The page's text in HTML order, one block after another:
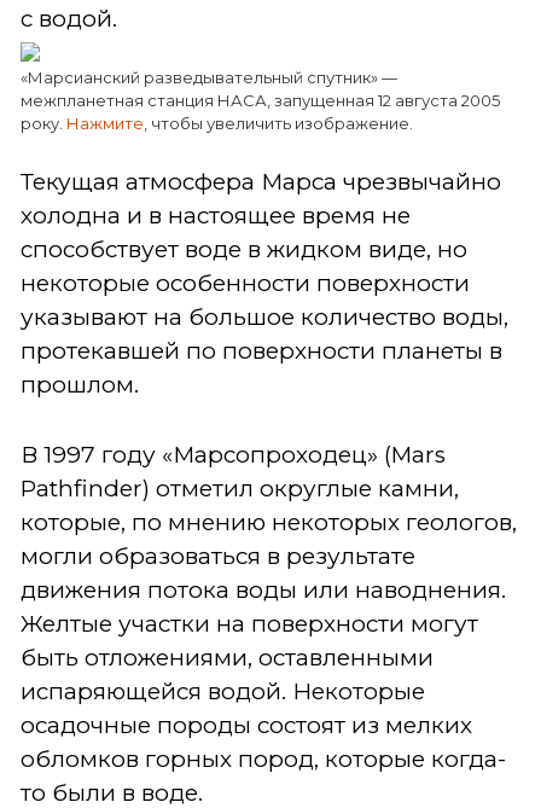
с водой.
«Марсианский разведывательный спутник» —
межпланетная станция НАСА, запущенная 12 августа 2005
року. Нажмите , чтобы увеличить изображение.
Текущая атмосфера Марса чрезвычайно
холодна и в настоящее время не
способствует воде в жидком виде, но
некоторые особенности поверхности
указывают на большое количество воды,
протекавшей по поверхности планеты в
прошлом.
В 1997 году «Марсопроходец» (Mars
Pathfinder) отметил округлые камни,
которые, по мнению некоторых геологов,
могли образоваться в результате
движения потока воды или наводнения.
Желтые участки на поверхности могут
быть отложениями, оставленными
испаряющейся водой. Некоторые
осадочные породы состоят из мелких
обломков горных пород, которые когда-
то были в воде.